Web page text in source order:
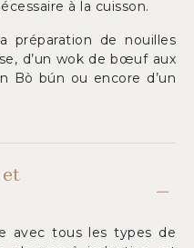
à la cuisson.
préparation de nouilles
d’un wok de bœuf aux
Bò bún ou encore d’un
avec tous les types de